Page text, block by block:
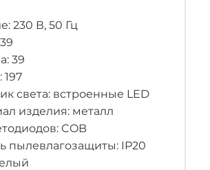
230 В, 50 Гц
39
197
света: встроенные LED
изделия: металл
COB
пылевлагозащиты: IP20